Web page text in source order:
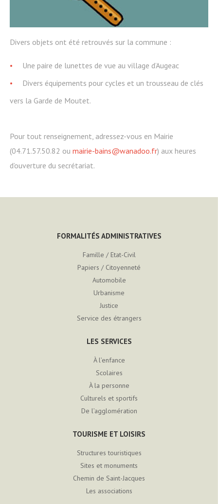
Divers objets ont été retrouvés sur la commune :
Une paire de lunettes de vue au village d’Augeac
Divers équipements pour cycles et un trousseau de clés
vers la Garde de Moutet.
Pour tout renseignement, adressez-vous en Mairie
(04.71.57.50.82 ou mairie-bains@wanadoo.fr) aux heures
d’ouverture du secrétariat.
FORMALITÉS ADMINISTRATIVES
Famille / Etat-Civil
Papiers / Citoyenneté
Automobile
Urbanisme
Justice
Service des étrangers
LES SERVICES
À l’enfance
Scolaires
À la personne
Culturels et sportifs
De l’agglomération
TOURISME ET LOISIRS
Structures touristiques
Sites et monuments
Chemin de Saint-Jacques
Les associations